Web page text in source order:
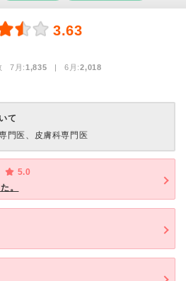
3.63
7月:1,835 | 6月:2,018
て
門医、皮膚科専門医
5.0
。